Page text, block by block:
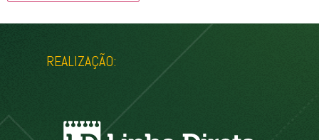
REALIZAÇÃO: